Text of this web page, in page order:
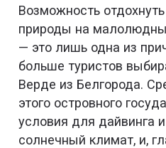
Возможность
природы на
— это лишь одна из
больше туристов
Верде из Белгорода.
этого островного
условия для дайвинга
солнечный климат, и,